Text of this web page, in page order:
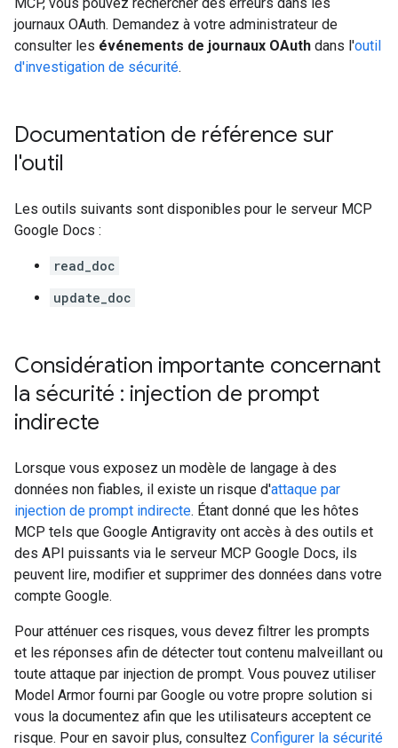
journaux OAuth. Demandez à votre administrateur de
consulter les événements de journaux OAuth dans l'outil
d'investigation de sécurité.
Documentation de référence sur
l'outil
Les outils suivants sont disponibles pour le serveur MCP
Google Docs :
read_doc
update_doc
Considération importante concernant
la sécurité : injection de prompt
indirecte
Lorsque vous exposez un modèle de langage à des
données non fiables, il existe un risque d'attaque par
injection de prompt indirecte. Étant donné que les hôtes
MCP tels que Google Antigravity ont accès à des outils et
des API puissants via le serveur MCP Google Docs, ils
peuvent lire, modifier et supprimer des données dans votre
compte Google.
Pour atténuer ces risques, vous devez filtrer les prompts
et les réponses afin de détecter tout contenu malveillant ou
toute attaque par injection de prompt. Vous pouvez utiliser
Model Armor fourni par Google ou votre propre solution si
vous la documentez afin que les utilisateurs acceptent ce
risque. Pour en savoir plus, consultez Configurer la sécurité